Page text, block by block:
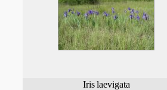
Iris laevigata